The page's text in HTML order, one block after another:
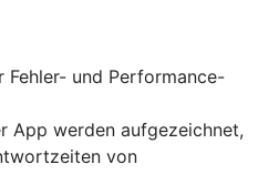
und Performance-
App werden aufgezeichnet,
von